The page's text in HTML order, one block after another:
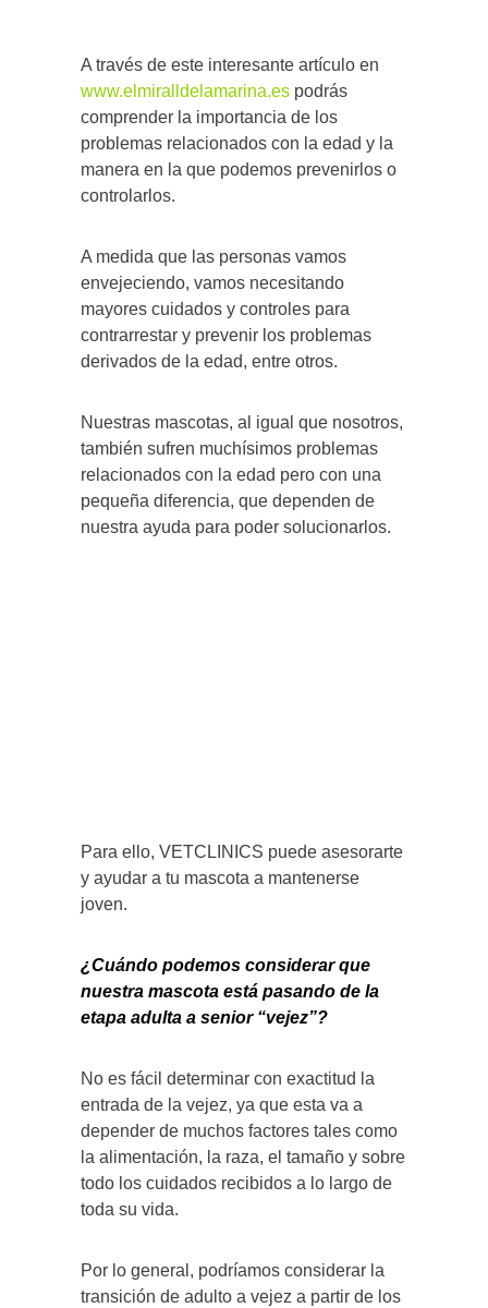
A través de este interesante artículo en
www.elmiralldelamarina.es podrás
comprender la importancia de los
problemas relacionados con la edad y la
manera en la que podemos prevenirlos o
controlarlos.
A medida que las personas vamos
envejeciendo, vamos necesitando
mayores cuidados y controles para
contrarrestar y prevenir los problemas
derivados de la edad, entre otros.
Nuestras mascotas, al igual que nosotros,
también sufren muchísimos problemas
relacionados con la edad pero con una
pequeña diferencia, que dependen de
nuestra ayuda para poder solucionarlos.
Para ello, VETCLINICS puede asesorarte
y ayudar a tu mascota a mantenerse
joven.
¿Cuándo podemos considerar que
nuestra mascota está pasando de la
etapa adulta a senior “vejez”?
No es fácil determinar con exactitud la
entrada de la vejez, ya que esta va a
depender de muchos factores tales como
la alimentación, la raza, el tamaño y sobre
todo los cuidados recibidos a lo largo de
toda su vida.
Por lo general, podríamos considerar la
transición de adulto a vejez a partir de los